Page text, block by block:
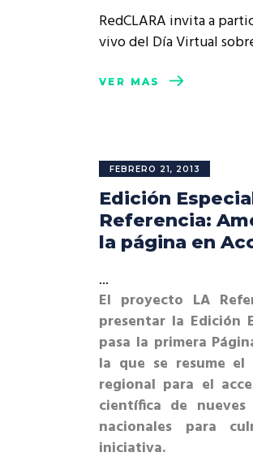
Cumplimiento Legal
RedCLARA invita a
vivo del Día Virtual
VER MÁS
FEBRERO 21, 2013
Edición
Referencia:
la página en
El proyecto LA
presentar la Edición
pasa la primera
la que se resume
regional para el
científica de
nacionales para
iniciativa.